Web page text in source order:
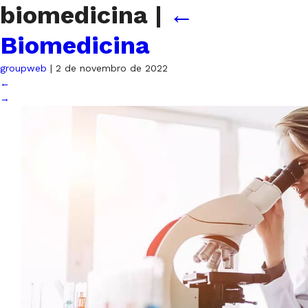
biomedicina | ←
Biomedicina
groupweb | 2 de novembro de 2022
←
→